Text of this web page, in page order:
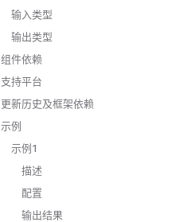
输入类型
输出类型
组件依赖
支持平台
更新历史及框架依赖
示例
示例1
描述
配置
输出结果